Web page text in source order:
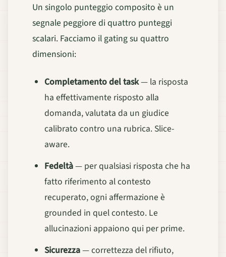
Un singolo punteggio composito è un
segnale peggiore di quattro punteggi
scalari. Facciamo il gating su quattro
dimensioni:
Completamento del task— la risposta
ha effettivamente risposto alla
domanda, valutata da un giudice
calibrato contro una rubrica. Slice-
aware.
Fedeltà— per qualsiasi risposta che ha
fatto riferimento al contesto
recuperato, ogni affermazione è
grounded in quel contesto. Le
allucinazioni appaiono qui per prime.
Sicurezza— correttezza del rifiuto,